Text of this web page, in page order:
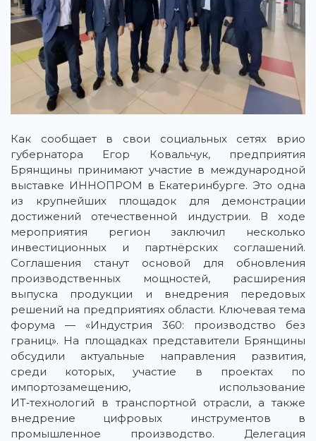
Как сообщает в свои социальных сетях врио
губернатора Егор Ковальчук, предприятия
Брянщины принимают участие в международной
выставке ИННОПРОМ в Екатеринбурге. Это одна
из крупнейших площадок для демонстрации
достижений отечественной индустрии. В ходе
мероприятия регион заключил несколько
инвестиционных и партнёрских соглашений.
Соглашения станут основой для обновления
производственных мощностей, расширения
выпуска продукции и внедрения передовых
решений на предприятиях области. Ключевая тема
форума — «Индустрия 360: производство без
границ». На площадках представители Брянщины
обсудили актуальные направления развития,
среди которых, участие в проектах по
импортозамещению, использование
ИТ‑технологий в транспортной отрасли, а также
внедрение цифровых инструментов в
промышленное производство. Делегация